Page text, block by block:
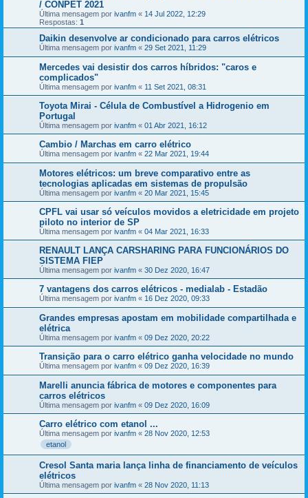
/ CONPET 2021
Última mensagem por ivanfm « 14 Jul 2022, 12:29
Respostas: 1
Daikin desenvolve ar condicionado para carros elétricos
Última mensagem por ivanfm « 29 Set 2021, 11:29
Mercedes vai desistir dos carros híbridos: "caros e
complicados"
Última mensagem por ivanfm « 11 Set 2021, 08:31
Toyota Mirai - Célula de Combustível a Hidrogenio em
Portugal
Última mensagem por ivanfm « 01 Abr 2021, 16:12
Cambio / Marchas em carro elétrico
Última mensagem por ivanfm « 22 Mar 2021, 19:44
Motores elétricos: um breve comparativo entre as
tecnologias aplicadas em sistemas de propulsão
Última mensagem por ivanfm « 20 Mar 2021, 15:45
CPFL vai usar só veículos movidos a eletricidade em projeto
piloto no interior de SP
Última mensagem por ivanfm « 04 Mar 2021, 16:33
RENAULT LANÇA CARSHARING PARA FUNCIONÁRIOS DO
SISTEMA FIEP
Última mensagem por ivanfm « 30 Dez 2020, 16:47
7 vantagens dos carros elétricos - medialab - Estadão
Última mensagem por ivanfm « 16 Dez 2020, 09:33
Grandes empresas apostam em mobilidade compartilhada e
elétrica
Última mensagem por ivanfm « 09 Dez 2020, 20:22
Transição para o carro elétrico ganha velocidade no mundo
Última mensagem por ivanfm « 09 Dez 2020, 16:39
Marelli anuncia fábrica de motores e componentes para
carros elétricos
Última mensagem por ivanfm « 09 Dez 2020, 16:09
Carro elétrico com etanol ...
Última mensagem por ivanfm « 28 Nov 2020, 12:53
etanol
Cresol Santa maria lança linha de financiamento de veículos
elétricos
Última mensagem por ivanfm « 28 Nov 2020, 11:13